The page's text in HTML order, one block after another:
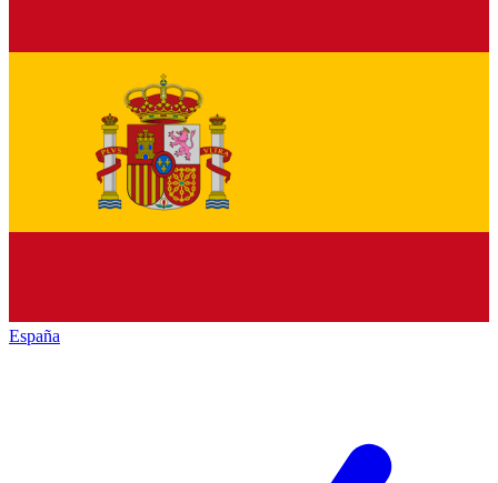
España